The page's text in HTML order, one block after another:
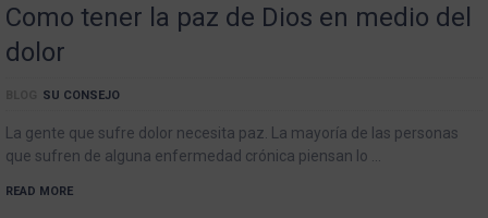
Como tener la paz de Dios en medio del
dolor
SU CONSEJO
La gente que sufre dolor necesita paz. La mayoría de las personas
que sufren de alguna enfermedad crónica piensan lo …
READ MORE